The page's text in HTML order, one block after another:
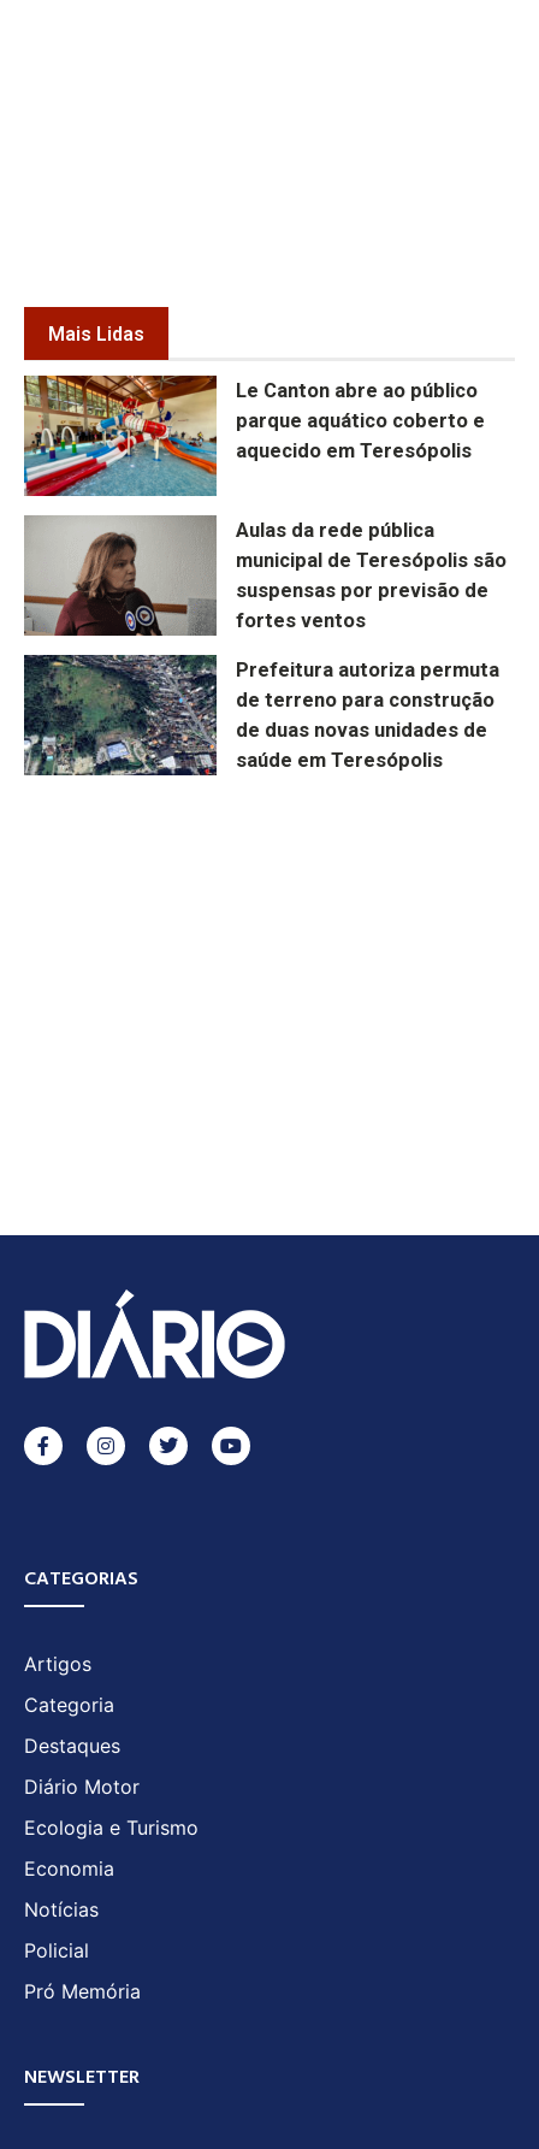
Mais Lidas
Le Canton abre ao público
parque aquático coberto e
aquecido em Teresópolis
Aulas da rede pública
municipal de Teresópolis são
suspensas por previsão de
fortes ventos
Prefeitura autoriza permuta
de terreno para construção
de duas novas unidades de
saúde em Teresópolis
CATEGORIAS
Artigos
Categoria
Destaques
Diário Motor
Ecologia e Turismo
Economia
Notícias
Policial
Pró Memória
NEWSLETTER